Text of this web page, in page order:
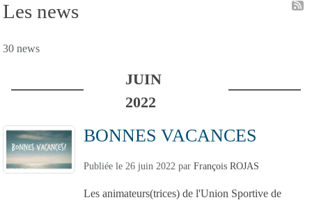
Les news
30 news
JUIN
2022
BONNES VACANCES
Publiée le 26 juin 2022 par François ROJAS
Les animateurs(trices) de l'Union Sportive de